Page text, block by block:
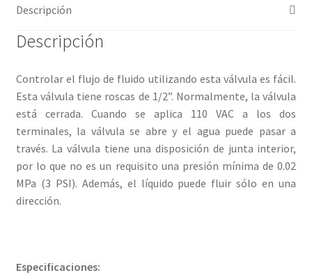
Descripción
Descripción
Controlar el flujo de fluido utilizando esta válvula es fácil.
Esta válvula tiene roscas de 1/2”. Normalmente, la válvula
está cerrada. Cuando se aplica 110 VAC a los dos
terminales, la válvula se abre y el agua puede pasar a
través. La válvula tiene una disposición de junta interior,
por lo que no es un requisito una presión mínima de 0.02
MPa (3 PSI). Además, el líquido puede fluir sólo en una
dirección.
Especificaciones: